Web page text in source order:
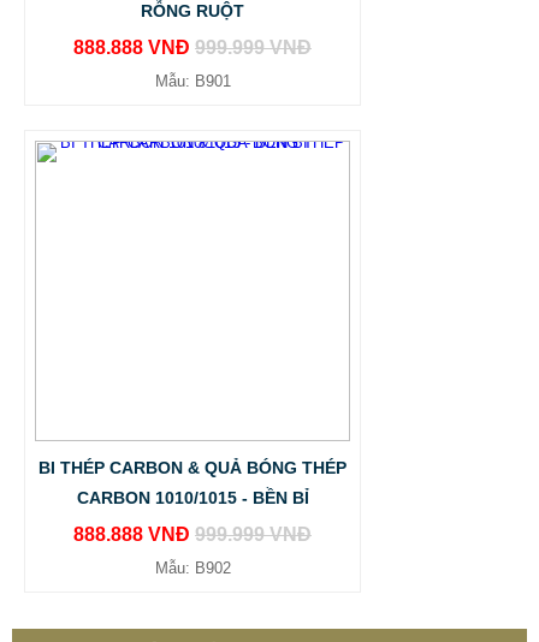
RỖNG RUỘT
888.888 VNĐ 999.999 VNĐ
Mẫu: B901
BI THÉP CARBON & QUẢ BÓNG THÉP
CARBON 1010/1015 - BỀN BỈ
888.888 VNĐ 999.999 VNĐ
Mẫu: B902